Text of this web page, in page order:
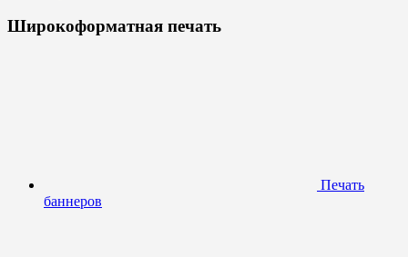
Широкоформатная печать
Печать
баннеров